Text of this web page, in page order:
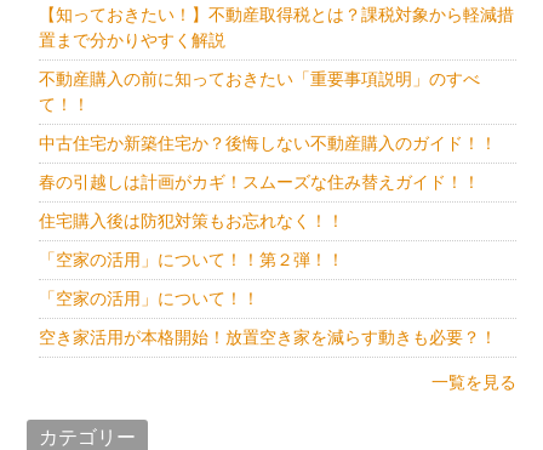
【知っておきたい！】不動産取得税とは？課税対象から軽減措
置まで分かりやすく解説
不動産購入の前に知っておきたい「重要事項説明」のすべ
て！！
中古住宅か新築住宅か？後悔しない不動産購入のガイド！！
春の引越しは計画がカギ！スムーズな住み替えガイド！！
住宅購入後は防犯対策もお忘れなく！！
「空家の活用」について！！第２弾！！
「空家の活用」について！！
空き家活用が本格開始！放置空き家を減らす動きも必要？！
一覧を見る
カテゴリー